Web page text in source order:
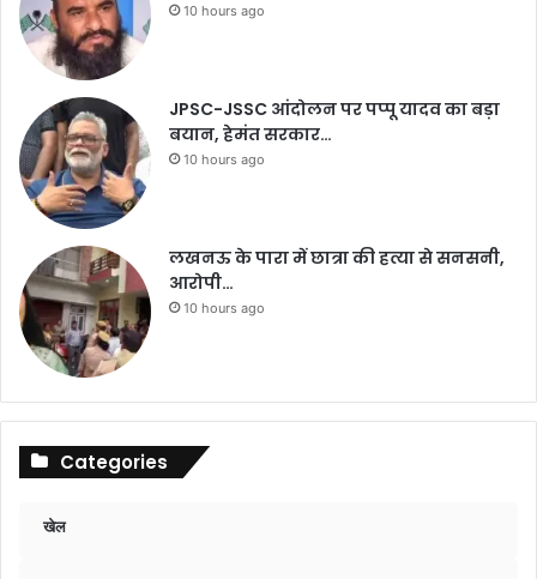
10 hours ago
JPSC-JSSC आंदोलन पर पप्पू यादव का बड़ा
बयान, हेमंत सरकार…
10 hours ago
लखनऊ के पारा में छात्रा की हत्या से सनसनी,
आरोपी…
10 hours ago
Categories
खेल